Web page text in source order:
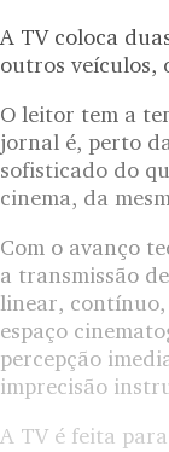
A TV coloca
outros veículos,
O leitor tem a
jornal é, perto
sofisticado do
cinema, da
Com o avanço
a transmissão
linear, contínuo,
espaço
percepção
imprecisão
A TV é feita